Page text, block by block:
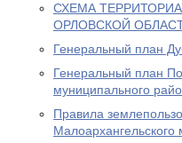
СХЕМА
ОРЛОВСКОЙ
Генеральный план
Генеральный план
муниципального
Правила